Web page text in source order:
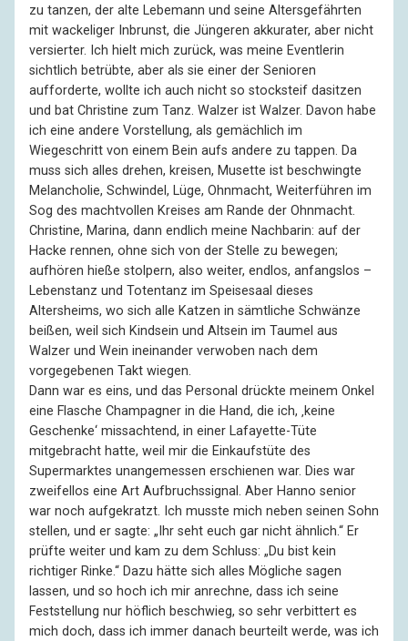
zu tanzen, der alte Lebemann und seine Altersgefährten
mit wackeliger Inbrunst, die Jüngeren akkurater, aber nicht
versierter. Ich hielt mich zurück, was meine Eventlerin
sichtlich betrübte, aber als sie einer der Senioren
aufforderte, wollte ich auch nicht so stocksteif dasitzen
und bat Christine zum Tanz. Walzer ist Walzer. Davon habe
ich eine andere Vorstellung, als gemächlich im
Wiegeschritt von einem Bein aufs andere zu tappen. Da
muss sich alles drehen, kreisen, Musette ist beschwingte
Melancholie, Schwindel, Lüge, Ohnmacht, Weiterführen im
Sog des machtvollen Kreises am Rande der Ohnmacht.
Christine, Marina, dann endlich meine Nachbarin: auf der
Hacke rennen, ohne sich von der Stelle zu bewegen;
aufhören hieße stolpern, also weiter, endlos, anfangslos –
Lebenstanz und Totentanz im Speisesaal dieses
Altersheims, wo sich alle Katzen in sämtliche Schwänze
beißen, weil sich Kindsein und Altsein im Taumel aus
Walzer und Wein ineinander verwoben nach dem
vorgegebenen Takt wiegen.
Dann war es eins, und das Personal drückte meinem Onkel
eine Flasche Champagner in die Hand, die ich, ‚keine
Geschenke‘ missachtend, in einer Lafayette-Tüte
mitgebracht hatte, weil mir die Einkaufstüte des
Supermarktes unangemessen erschienen war. Dies war
zweifellos eine Art Aufbruchssignal. Aber Hanno senior
war noch aufgekratzt. Ich musste mich neben seinen Sohn
stellen, und er sagte: „Ihr seht euch gar nicht ähnlich.“ Er
prüfte weiter und kam zu dem Schluss: „Du bist kein
richtiger Rinke.“ Dazu hätte sich alles Mögliche sagen
lassen, und so hoch ich mir anrechne, dass ich seine
Feststellung nur höflich beschwieg, so sehr verbittert es
mich doch, dass ich immer danach beurteilt werde, was ich